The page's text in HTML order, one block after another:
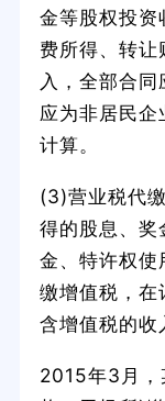
金等股权投资
费所得、转让
入，全部合
应为非居民
计算。
(3)营业税代
得的股息、奖
金、特许权使
缴增值税，在
含增值税的收
2015年3月，